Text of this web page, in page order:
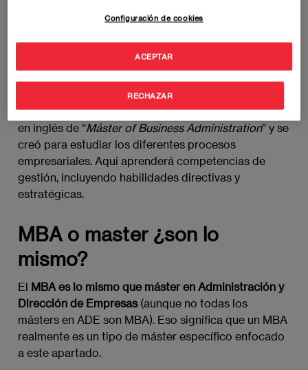
poco de todo. Ambos tienen en común la
presentación de un trabajo de final de máster para
Por su parte, el MBA es elMáster de Administración
y Dirección de Empresas. Se llama así por las siglas
en inglés de “Máster of Business Administration” y se
creó para estudiar los diferentes procesos
empresariales. Aquí aprenderá competencias de
gestión, incluyendo habilidades directivas y
estratégicas.
MBA o master ¿son lo
mismo?
El MBA es lo mismo que máster en Administración y
Dirección de Empresas(aunque no todas los
másters en ADE son MBA). Eso significa que un MBA
realmente es un tipo de máster específico enfocado
a este apartado.
Configuración de cookies
RECHAZAR
ACEPTAR